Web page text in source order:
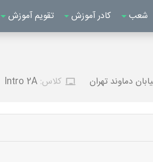
شعب کادر آموزش تقویم آموزش
دماوند تهران کلاس: Intro 2A